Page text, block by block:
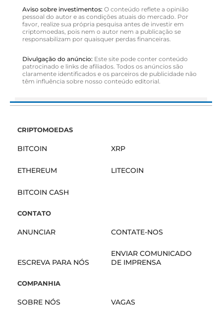
Aviso sobre investimentos: O conteúdo reflete a opinião
pessoal do autor e as condições atuais do mercado. Por
favor, realize sua própria pesquisa antes de investir em
criptomoedas, pois nem o autor nem a publicação se
responsabilizam por quaisquer perdas financeiras.
Divulgação do anúncio: Este site pode conter conteúdo
patrocinado e links de afiliados. Todos os anúncios são
claramente identificados e os parceiros de publicidade não
têm influência sobre nosso conteúdo editorial.
CRIPTOMOEDAS
BITCOIN XRP
ETHEREUM LITECOIN
BITCOIN CASH
CONTATO
ANUNCIAR CONTATE-NOS
ESCREVA PARA NÓS
ENVIAR COMUNICADO
DE IMPRENSA
COMPANHIA
SOBRE NÓS VAGAS